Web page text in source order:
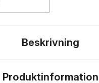
Beskrivning
Produktinformation